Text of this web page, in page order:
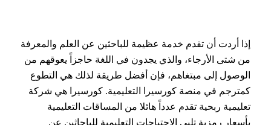
إذا أردت أن تقدم خدمة عظيمة للباحثين عن العلم والمعرفة
من شتى الأرجاء، والذي يجدون في اللغة حاجزاً يعوقهم من
الوصول إلى مبتغاهم، فإن أفضل طريقة لذلك هي التطوع
كمترجم في منصة كورسيرا التعليمية. كورسيرا هي شركة
تعليمية ربحية تقدم عدداً هائلا من المساقات التعليمية
بأسعار رمزية تلبي الاحتياجات التعليمية للباحاثين عن